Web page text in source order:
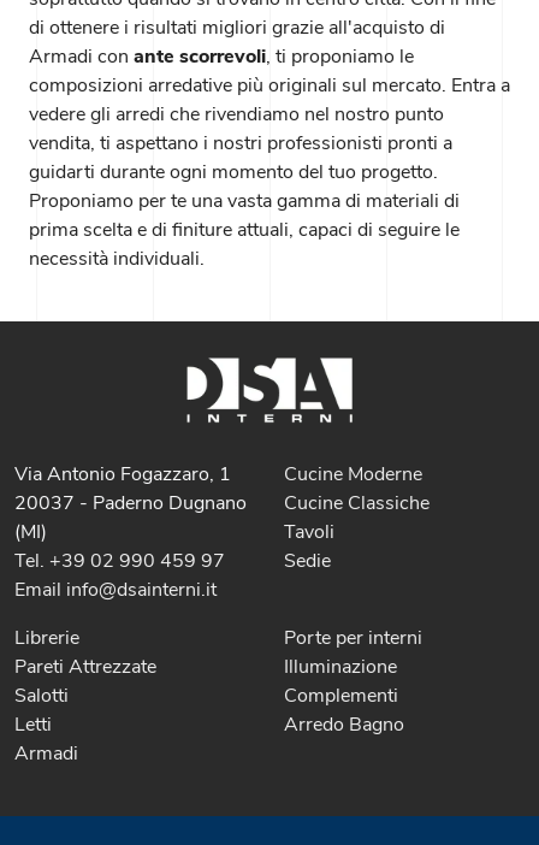
di ottenere i risultati migliori grazie all'acquisto di
Armadi con ante scorrevoli, ti proponiamo le
composizioni arredative più originali sul mercato. Entra a
vedere gli arredi che rivendiamo nel nostro punto
vendita, ti aspettano i nostri professionisti pronti a
guidarti durante ogni momento del tuo progetto.
Proponiamo per te una vasta gamma di materiali di
prima scelta e di finiture attuali, capaci di seguire le
necessità individuali.
Via Antonio Fogazzaro, 1
20037 - Paderno Dugnano
(MI)
Tel. +39 02 990 459 97
Email info@dsainterni.it
Cucine Moderne
Cucine Classiche
Tavoli
Sedie
Librerie
Pareti Attrezzate
Salotti
Letti
Armadi
Porte per interni
Illuminazione
Complementi
Arredo Bagno